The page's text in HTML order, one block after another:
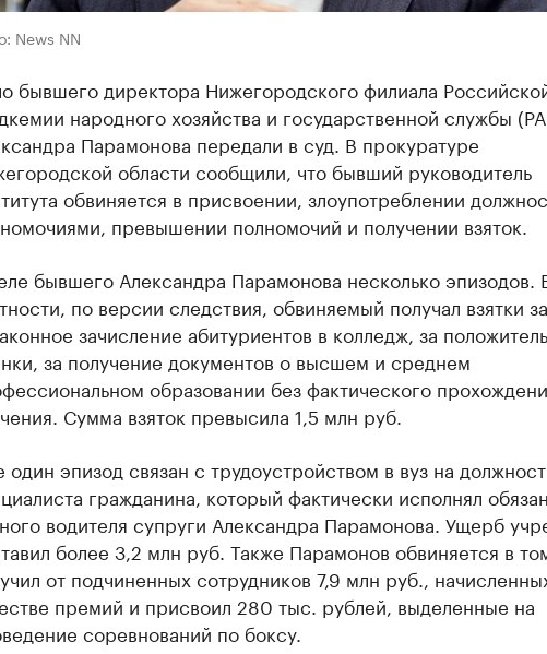
News NN
бывшего директора Нижегородского филиала
народного хозяйства и государственной службы
Парамонова передали в суд. В прокуратуре
области сообщили, что бывший руководитель
обвиняется в присвоении, злоупотреблении
превышении полномочий и получении взяток.
бывшего Александра Парамонова несколько эпизодов.
по версии следствия, обвиняемый получал взятки за
зачисление абитуриентов в колледж, за
за получение документов о высшем и среднем
образовании без фактического
Сумма взяток превысила 1,5 млн руб.
один эпизод связан с трудоустройством в вуз на
гражданина, который фактически исполнял
водителя супруги Александра Парамонова. Ущерб
более 3,2 млн руб. Также Парамонов обвиняется в
от подчиненных сотрудников 7,9 млн руб.,
премий и присвоил 280 тыс. рублей, выделенные на
соревнований по боксу.